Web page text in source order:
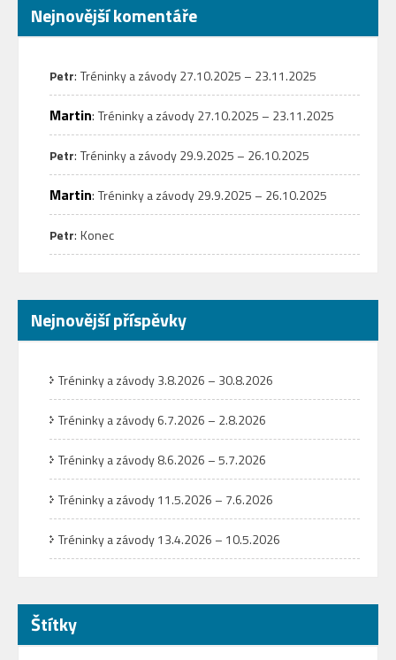
Nejnovější komentáře
Petr: Tréninky a závody 27.10.2025 – 23.11.2025
Martin: Tréninky a závody 27.10.2025 – 23.11.2025
Petr: Tréninky a závody 29.9.2025 – 26.10.2025
Martin: Tréninky a závody 29.9.2025 – 26.10.2025
Petr: Konec
Nejnovější příspěvky
Tréninky a závody 3.8.2026 – 30.8.2026
Tréninky a závody 6.7.2026 – 2.8.2026
Tréninky a závody 8.6.2026 – 5.7.2026
Tréninky a závody 11.5.2026 – 7.6.2026
Tréninky a závody 13.4.2026 – 10.5.2026
Štítky